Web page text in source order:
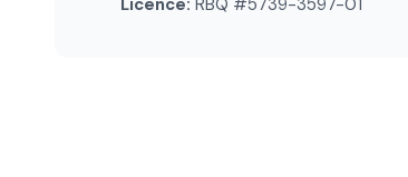
Licence: RBQ #5739-3597-01